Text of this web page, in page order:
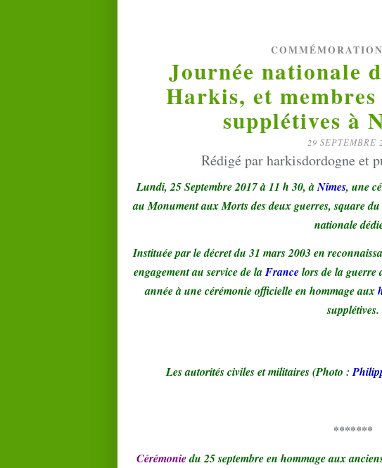
COMMÉMORATION
Journée nationale
Harkis, et
supplétives à
29 SEPTEMBRE
Rédigé par harkisdordogne et
Lundi, 25 Septembre 2017 à 11 h 30, àNîmes, une
au Monument aux Morts des deux guerres, square
nationale
Instituée par le décret du 31 mars 2003 en
engagement au service de laFrancelors de la guerre
année à une cérémonie officielle en hommage aux
supplétives.
Les autorités civiles et militaires (Photo :
*******
Cérémoniedu 25 septembre en hommage aux